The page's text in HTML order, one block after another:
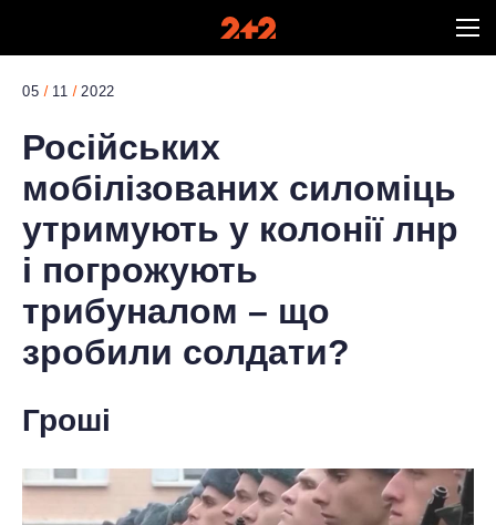
05 11 2022
Російських
мобілізованих силоміць
утримують у колонії лнр
і погрожують
трибуналом – що
зробили солдати?
Гроші